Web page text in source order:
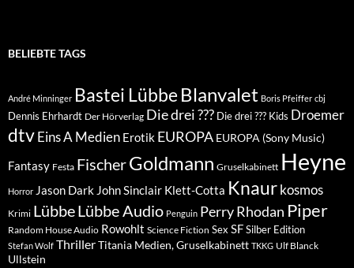
BELIEBTE TAGS
André Minninger Bastei Lübbe Blanvalet Boris Pfeiffer cbj
Dennis Ehrhardt Der Hörverlag Die drei ??? Die drei ??? Kids Droemer
dtvEins A Medien Erotik EUROPA EUROPA (Sony Music)
Fantasy Festa FischerGoldmann Gruselkabinett Heyne
Horror Jason Dark John Sinclair Klett-Cotta Knaur kosmos
Krimi LübbeLübbe Audio Penguin Perry Rhodan Piper
Random House Audio Rowohlt Science Fiction Sex SFSilber Edition
Stefan Wolf ThrillerTitania Medien, Gruselkabinett TKKG Ulf Blanck
Ullstein